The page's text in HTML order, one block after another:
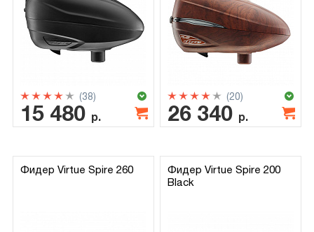
(38)
15 480 р.
(20)
26 340 р.
Фидер Virtue Spire 260
Фидер Virtue Spire 200
Black